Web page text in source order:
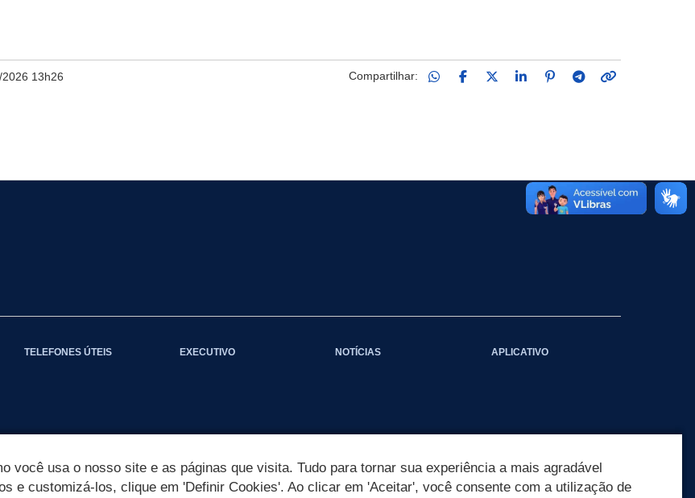
2026 13h26 Compartilhar:
TELEFONES ÚTEIS EXECUTIVO NOTÍCIAS APLICATIVO
você usa o nosso site e as páginas que visita. Tudo para tornar sua experiência a mais agradável
e customizá-los, clique em 'Definir Cookies'. Ao clicar em 'Aceitar', você consente com a utilização de